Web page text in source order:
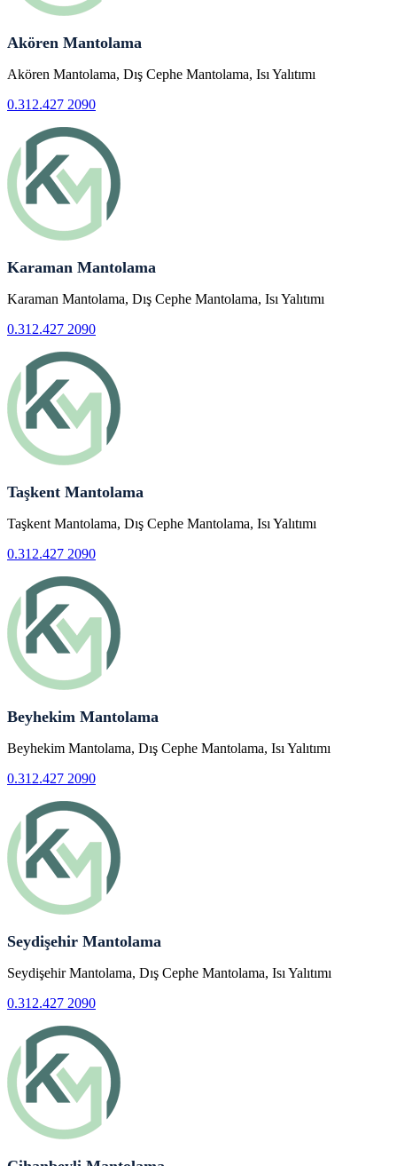
Akören Mantolama
Akören Mantolama, Dış Cephe Mantolama, Isı Yalıtımı
0.312.427 2090
Karaman Mantolama
Karaman Mantolama, Dış Cephe Mantolama, Isı Yalıtımı
0.312.427 2090
Taşkent Mantolama
Taşkent Mantolama, Dış Cephe Mantolama, Isı Yalıtımı
0.312.427 2090
Beyhekim Mantolama
Beyhekim Mantolama, Dış Cephe Mantolama, Isı Yalıtımı
0.312.427 2090
Seydişehir Mantolama
Seydişehir Mantolama, Dış Cephe Mantolama, Isı Yalıtımı
0.312.427 2090